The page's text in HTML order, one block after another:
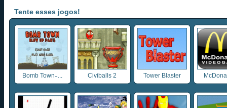
Tente esses jogos!
Bomb Town ̵ ... Civiballs 2 Tower Blaster